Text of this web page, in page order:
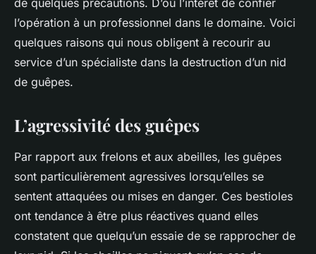
de quelques précautions. D’où l’intérêt de confier
l’opération à un professionnel dans le domaine. Voici
quelques raisons qui nous obligent à recourir au
service d’un spécialiste dans la destruction d’un nid
de guêpes.
L’agressivité des guêpes
Par rapport aux frelons et aux abeilles, les guêpes
sont particulièrement agressives lorsqu’elles se
sentent attaquées ou mises en danger. Ces bestioles
ont tendance à être plus réactives quand elles
constatent que quelqu’un essaie de se rapprocher de